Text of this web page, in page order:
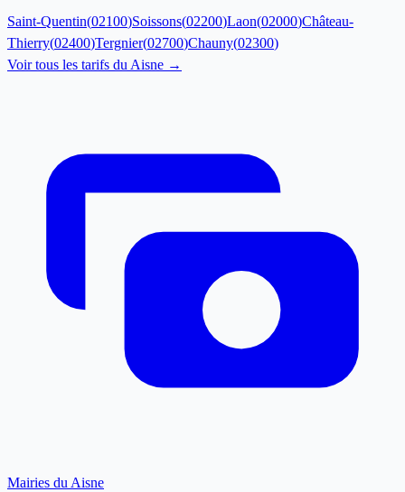
Saint-Quentin(02100)Soissons(02200)Laon(02000)Château-
Thierry(02400)Tergnier(02700)Chauny(02300)
Voir tous les tarifs duAisne →
Mairies du Aisne